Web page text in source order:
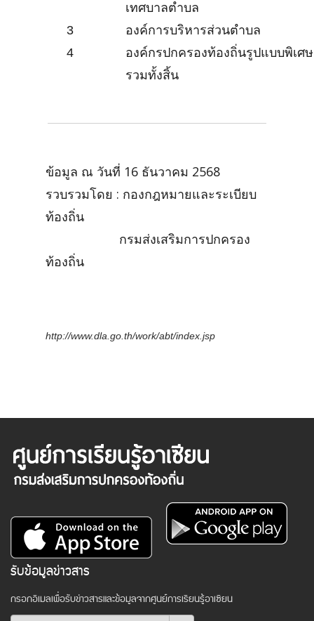
เทศบาลตำบล
3
องค์การบริหารส่วนตำบล
4
องค์กรปกครองท้องถิ่นรูปแบบพิเศ
รวมทั้งสิ้น
ข้อมูล ณ วันที่ 16 ธันวาคม 2568
รวบรวมโดย : กองกฎหมายและระเบียบ
ท้องถิ่น
กรมส่งเสริมการปกครอง
ท้องถิ่น
http://www.dla.go.th/work/abt/index.jsp
รับข้อมูลข่าวสาร
กรอกอีเมลเพื่อรับข่าวสารและข้อมูลจากศูนย์การเรียนรู้อาเซียน